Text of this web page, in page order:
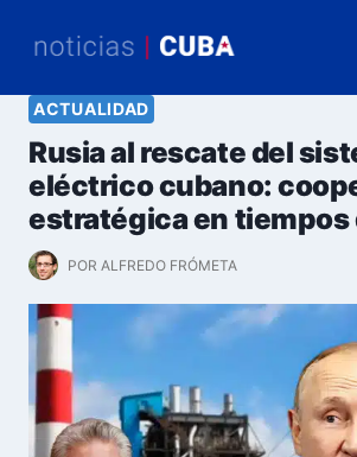
ACTUALIDAD
Rusia al rescate del
eléctrico cubano:
estratégica en tiempos
POR ALFREDO FRÓMETA